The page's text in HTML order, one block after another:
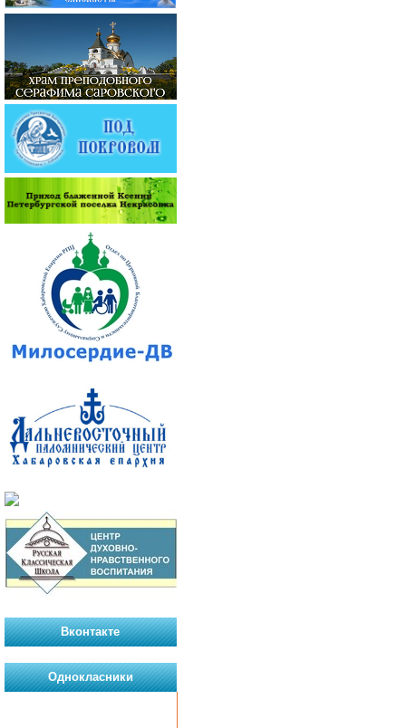
Вконтакте
Однокласники